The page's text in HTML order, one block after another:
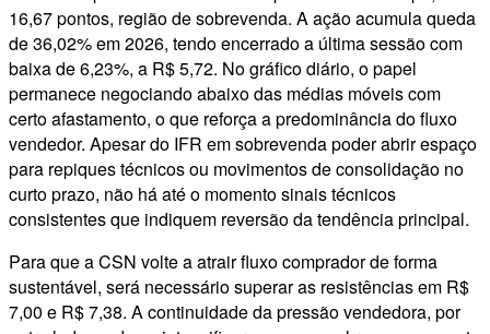
16,67 pontos, região de sobrevenda. A ação acumula queda
de 36,02% em 2026, tendo encerrado a última sessão com
baixa de 6,23%, a R$ 5,72. No gráfico diário, o papel
permanece negociando abaixo das médias móveis com
certo afastamento, o que reforça a predominância do fluxo
vendedor. Apesar do IFR em sobrevenda poder abrir espaço
para repiques técnicos ou movimentos de consolidação no
curto prazo, não há até o momento sinais técnicos
consistentes que indiquem reversão da tendência principal.
Para que a CSN volte a atrair fluxo comprador de forma
sustentável, será necessário superar as resistências em R$
7,00 e R$ 7,38. A continuidade da pressão vendedora, por